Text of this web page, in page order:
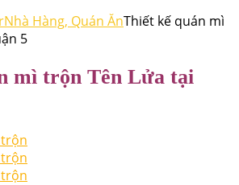
Nhà Hàng, Quán ĂnThiết kế quán mì
5
mì trộn Tên Lửa tại